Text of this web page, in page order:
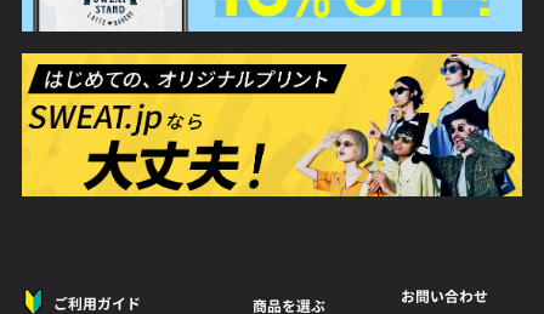
ご利用ガイド 商品を選ぶ
お問い合わせ